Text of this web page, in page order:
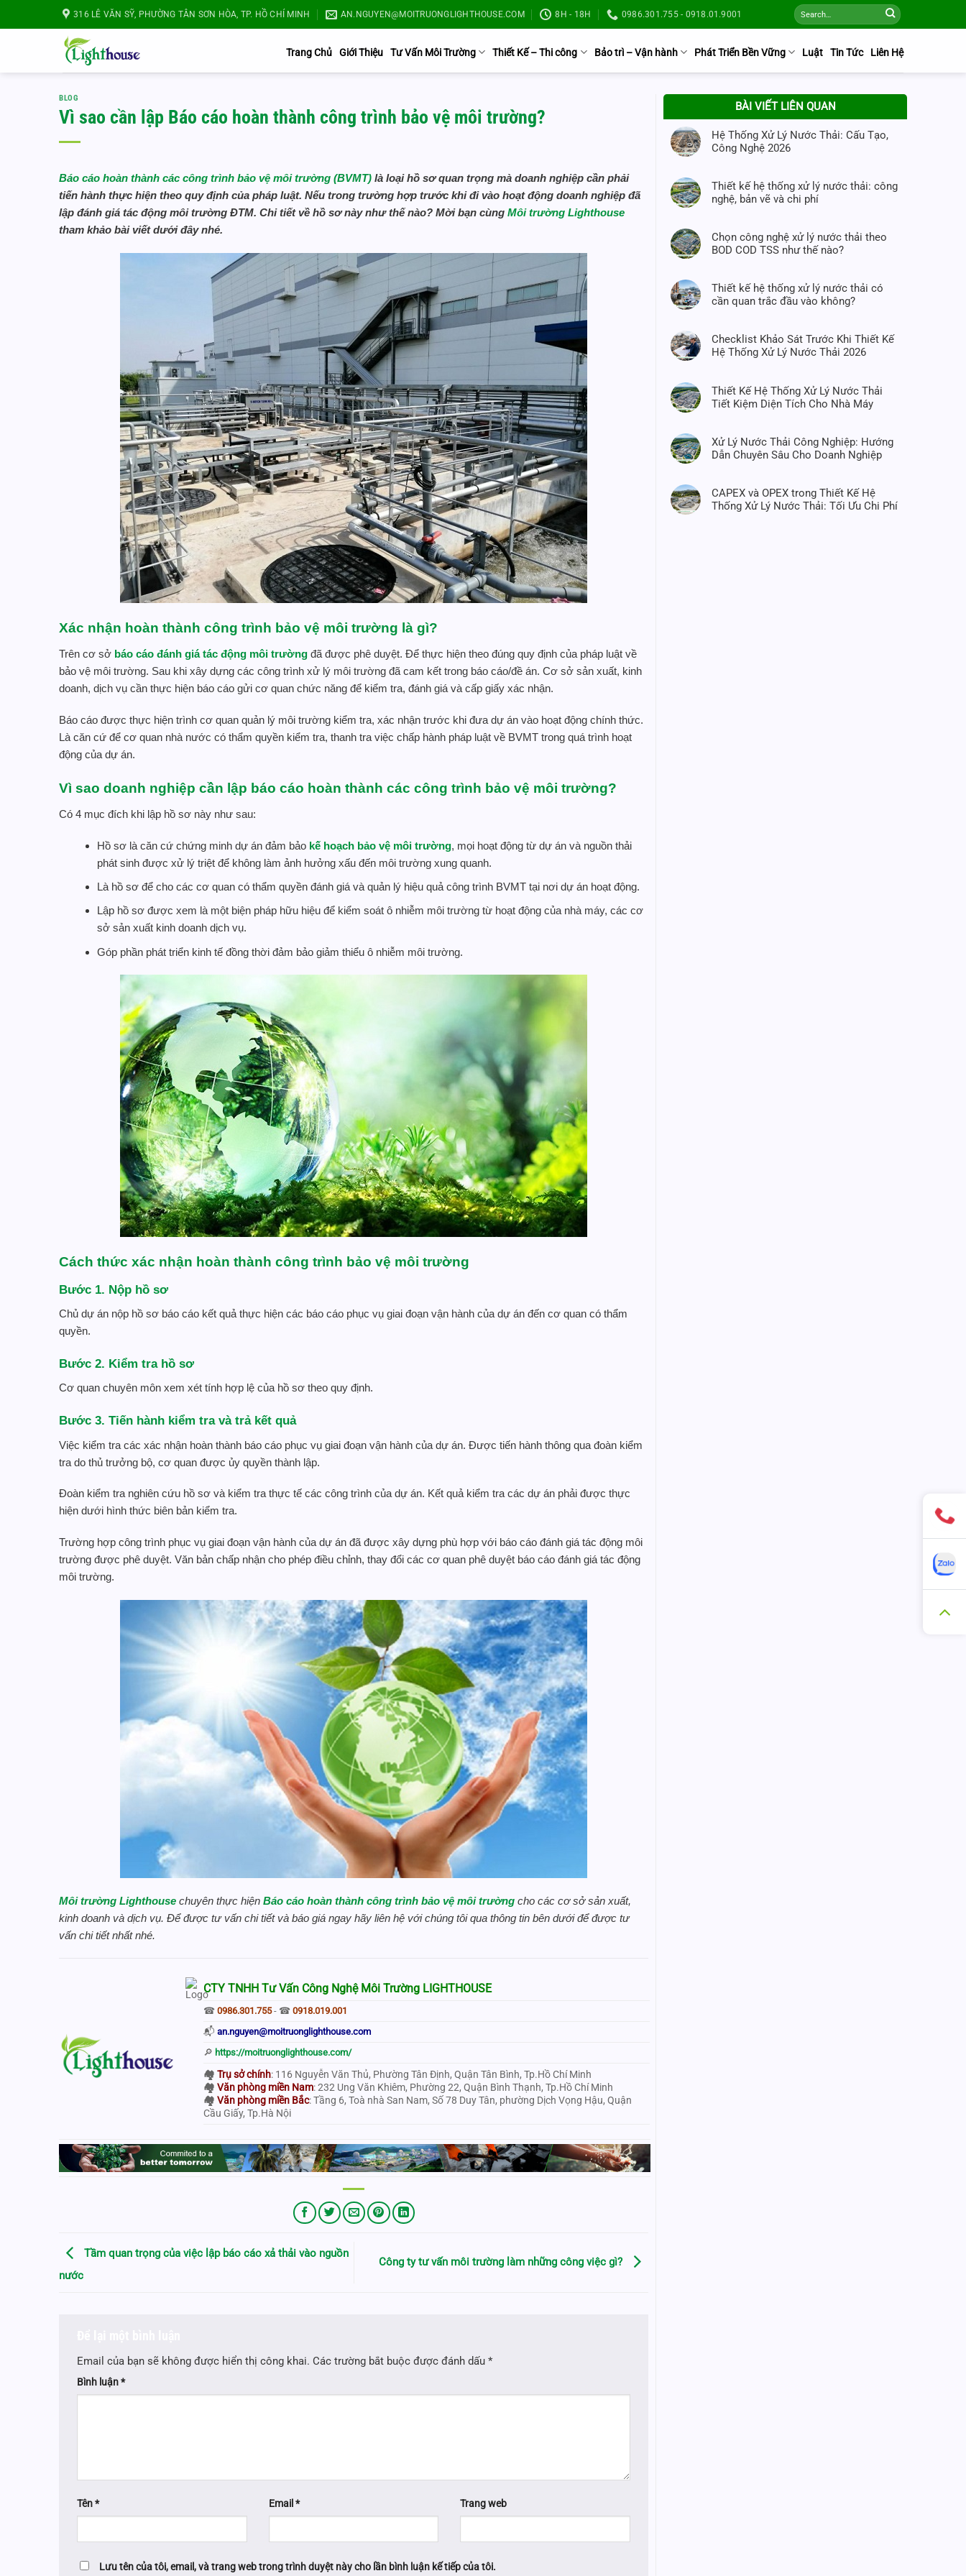
316 LÊ VĂN SỸ, PHƯỜNG TÂN SƠN HÒA, TP. HỒ CHÍ MINH AN.NGUYEN@MOITRUONGLIGHTHOUSE.COM 8H - 18H 0986.301.755 - 0918.01.9001
Trang Chủ Giới Thiệu Tư Vấn Môi Trường Thiết Kế – Thi công Bảo trì – Vận hành Phát Triển Bền Vững Luật Tin Tức Liên Hệ
BLOG
Vì sao cần lập Báo cáo hoàn thành công trình bảo vệ môi trường?
Báo cáo hoàn thành các công trình bảo vệ môi trường (BVMT) là loại hồ sơ quan trọng mà doanh nghiệp cần phải
tiến hành thực hiện theo quy định của pháp luật. Nếu trong trường hợp trước khi đi vào hoạt động doanh nghiệp đã
lập đánh giá tác động môi trường ĐTM. Chi tiết về hồ sơ này như thế nào? Mời bạn cùng Môi trường Lighthouse
tham khảo bài viết dưới đây nhé.
Xác nhận hoàn thành công trình bảo vệ môi trường là gì?
Trên cơ sở báo cáo đánh giá tác động môi trường đã được phê duyệt. Để thực hiện theo đúng quy định của pháp luật về
bảo vệ môi trường. Sau khi xây dựng các công trình xử lý môi trường đã cam kết trong báo cáo/đề án. Cơ sở sản xuất, kinh
doanh, dịch vụ cần thực hiện báo cáo gửi cơ quan chức năng để kiểm tra, đánh giá và cấp giấy xác nhận.
Báo cáo được thực hiện trình cơ quan quản lý môi trường kiểm tra, xác nhận trước khi đưa dự án vào hoạt động chính thức.
Là căn cứ để cơ quan nhà nước có thẩm quyền kiểm tra, thanh tra việc chấp hành pháp luật về BVMT trong quá trình hoạt
động của dự án.
Vì sao doanh nghiệp cần lập báo cáo hoàn thành các công trình bảo vệ môi trường?
Có 4 mục đích khi lập hồ sơ này như sau:
Hồ sơ là căn cứ chứng minh dự án đảm bảo kế hoạch bảo vệ môi trường, mọi hoạt động từ dự án và nguồn thải
phát sinh được xử lý triệt để không làm ảnh hưởng xấu đến môi trường xung quanh.
Là hồ sơ để cho các cơ quan có thẩm quyền đánh giá và quản lý hiệu quả công trình BVMT tại nơi dự án hoạt động.
Lập hồ sơ được xem là một biện pháp hữu hiệu để kiểm soát ô nhiễm môi trường từ hoạt động của nhà máy, các cơ
sở sản xuất kinh doanh dịch vụ.
Góp phần phát triển kinh tế đồng thời đảm bảo giảm thiểu ô nhiễm môi trường.
Cách thức xác nhận hoàn thành công trình bảo vệ môi trường
Bước 1. Nộp hồ sơ
Chủ dự án nộp hồ sơ báo cáo kết quả thực hiện các báo cáo phục vụ giai đoạn vận hành của dự án đến cơ quan có thẩm
quyền.
Bước 2. Kiểm tra hồ sơ
Cơ quan chuyên môn xem xét tính hợp lệ của hồ sơ theo quy định.
Bước 3. Tiến hành kiểm tra và trả kết quả
Việc kiểm tra các xác nhận hoàn thành báo cáo phục vụ giai đoạn vận hành của dự án. Được tiến hành thông qua đoàn kiểm
tra do thủ trưởng bộ, cơ quan được ủy quyền thành lập.
Đoàn kiểm tra nghiên cứu hồ sơ và kiểm tra thực tế các công trình của dự án. Kết quả kiểm tra các dự án phải được thực
hiện dưới hình thức biên bản kiểm tra.
Trường hợp công trình phục vụ giai đoạn vận hành của dự án đã được xây dựng phù hợp với báo cáo đánh giá tác động môi
trường được phê duyệt. Văn bản chấp nhận cho phép điều chỉnh, thay đổi các cơ quan phê duyệt báo cáo đánh giá tác động
môi trường.
Môi trường Lighthouse chuyên thực hiện Báo cáo hoàn thành công trình bảo vệ môi trường cho các cơ sở sản xuất,
kinh doanh và dịch vụ. Để được tư vấn chi tiết và báo giá ngay hãy liên hệ với chúng tôi qua thông tin bên dưới để được tư
vấn chi tiết nhất nhé.
CTY TNHH Tư Vấn Công Nghệ Môi Trường LIGHTHOUSE
☎ 0986.301.755- ☎ 0918.019.001
📬 an.nguyen@moitruonglighthouse.com
🔎 https://moitruonglighthouse.com/
🏘 Trụ sở chính: 116 Nguyễn Văn Thủ, Phường Tân Định, Quận Tân Bình, Tp.Hồ Chí Minh
🏘 Văn phòng miền Nam: 232 Ung Văn Khiêm, Phường 22, Quận Bình Thạnh, Tp.Hồ Chí Minh
🏘 Văn phòng miền Bắc: Tầng 6, Toà nhà San Nam, Số 78 Duy Tân, phường Dịch Vọng Hậu, Quận
Cầu Giấy, Tp.Hà Nội
Tầm quan trọng của việc lập báo cáo xả thải vào nguồn
nước
Công ty tư vấn môi trường làm những công việc gì?
Email của bạn sẽ không được hiển thị công khai. Các trường bắt buộc được đánh dấu *
Bình luận*
Tên* Email * Trang web
Lưu tên của tôi, email, và trang web trong trình duyệt này cho lần bình luận kế tiếp của tôi.
BÀI VIẾT LIÊN QUAN
Hệ Thống Xử Lý Nước Thải: Cấu Tạo,
Công Nghệ 2026
Thiết kế hệ thống xử lý nước thải: công
nghệ, bản vẽ và chi phí
Chọn công nghệ xử lý nước thải theo
BOD COD TSS như thế nào?
Thiết kế hệ thống xử lý nước thải có
cần quan trắc đầu vào không?
Checklist Khảo Sát Trước Khi Thiết Kế
Hệ Thống Xử Lý Nước Thải 2026
Thiết Kế Hệ Thống Xử Lý Nước Thải
Tiết Kiệm Diện Tích Cho Nhà Máy
Xử Lý Nước Thải Công Nghiệp: Hướng
Dẫn Chuyên Sâu Cho Doanh Nghiệp
CAPEX và OPEX trong Thiết Kế Hệ
Thống Xử Lý Nước Thải: Tối Ưu Chi Phí